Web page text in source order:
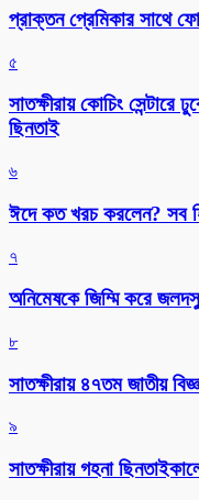
প্রাক্তন প্রেমিকার সাথে
৫
সাতক্ষীরায় কোচিং সেন্টারে
ছিনতাই
৬
ঈদে কত খরচ করলেন? সব
৭
অনিমেষকে জিম্মি করে
৮
সাতক্ষীরায় ৪৭তম জাতীয়
৯
সাতক্ষীরায় গহনা